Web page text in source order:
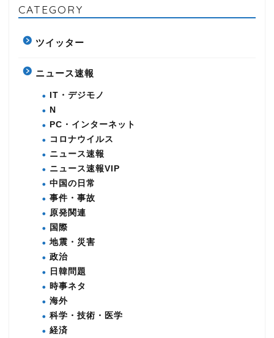
CATEGORY
ツイッター
ニュース速報
IT・デジモノ
N
PC・インターネット
コロナウイルス
ニュース速報
ニュース速報VIP
中国の日常
事件・事故
原発関連
国際
地震・災害
政治
日韓問題
時事ネタ
海外
科学・技術・医学
経済